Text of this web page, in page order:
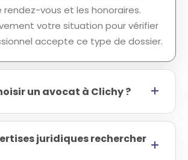
vous et les honoraires.
votre situation pour vérifier
accepte ce type de dossier.
un avocat à Clichy ?
juridiques rechercher